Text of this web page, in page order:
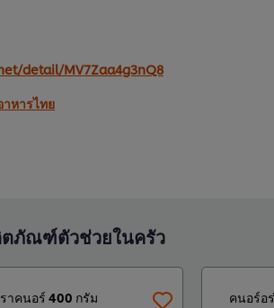
detail/MV7Zaa4g3nQ8
หารไทย
ภัณฑ์ตัวช่วยในครัว
าคนอร์ 400 กรัม คนอร์อ